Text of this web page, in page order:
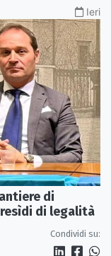
Ieri
di
di legalità
Condividi su: